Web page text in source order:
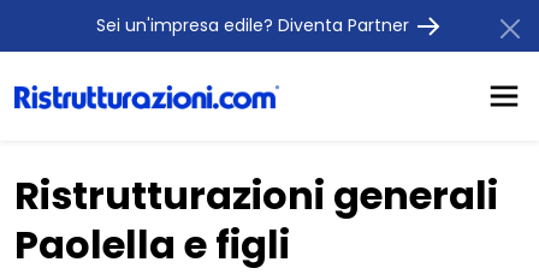
Sei un'impresa edile? Diventa Partner
Ristrutturazioni generali
Paolella e figli